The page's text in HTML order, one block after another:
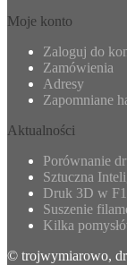
Moje konto
Zaloguj do
Zamówienia
Adresy
Zapomniane
Aktualności
Porównanie
Sztuczna
Druk 3D w F1
Suszenie
Kilka
© trojwymiarowo,